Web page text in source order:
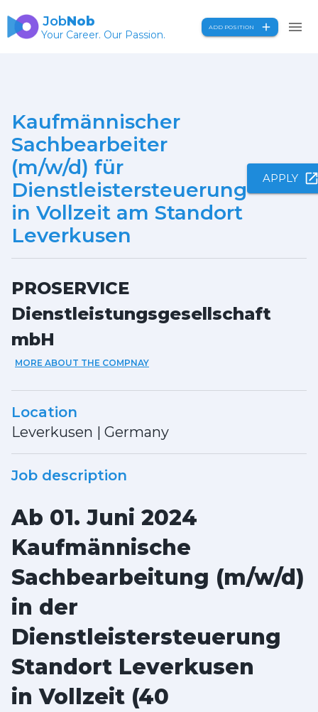
JobNob
Your Career. Our Passion.
ADD POSITION
Kaufmännischer
Sachbearbeiter
(m/w/d) für
Dienstleistersteuerung
in Vollzeit am Standort
Leverkusen
APPLY
PROSERVICE
Dienstleistungsgesellschaft
mbH
MORE ABOUT THE COMPNAY
Location
Leverkusen | Germany
Job description
Ab 01. Juni 2024
Kaufmännische
Sachbearbeitung (m/w/d)
in der
Dienstleistersteuerung
Standort Leverkusen
in Vollzeit (40